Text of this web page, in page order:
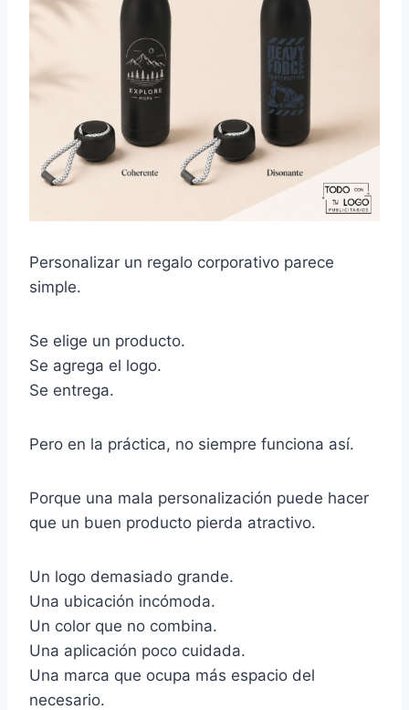
Personalizar un regalo corporativo parece
simple.
Se elige un producto.
Se agrega el logo.
Se entrega.
Pero en la práctica, no siempre funciona así.
Porque una mala personalización puede hacer
que un buen producto pierda atractivo.
Un logo demasiado grande.
Una ubicación incómoda.
Un color que no combina.
Una aplicación poco cuidada.
Una marca que ocupa más espacio del
necesario.